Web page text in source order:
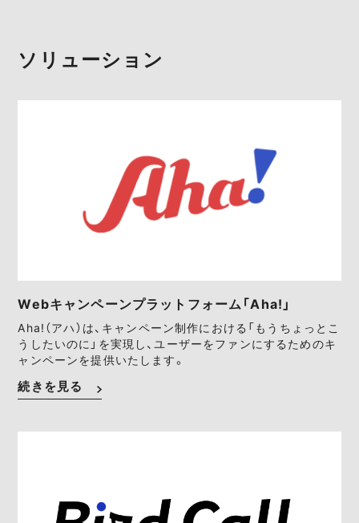
ソリューション
Webキャンペーンプラットフォーム「Aha!」
Aha!（アハ）は、キャンペーン制作における「もうちょっとこ
うしたいのに」を実現し、ユーザーをファンにするためのキ
ャンペーンを提供いたします。
続きを見る